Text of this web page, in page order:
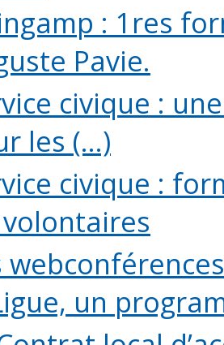
: 1res
Pavie.
civique :
les (...)
civique :
un